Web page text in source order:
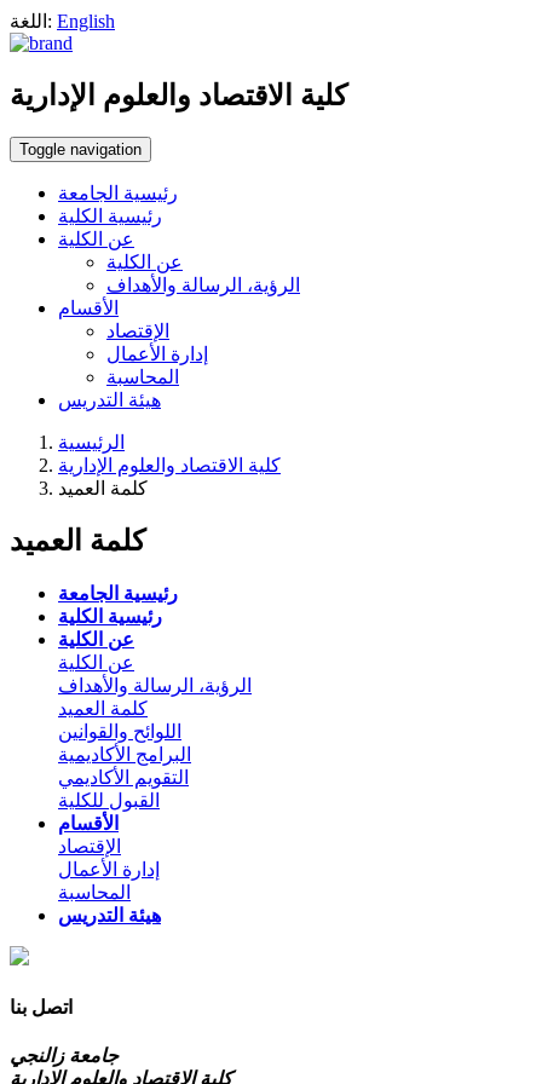
اللغة: English
كلية الاقتصاد والعلوم الإدارية
Toggle navigation
رئيسية الجامعة
رئيسية الكلية
عن الكلية
عن الكلية
الرؤية، الرسالة والأهداف
الأقسام
الإقتصاد
إدارة الأعمال
المحاسبة
هيئة التدريس
الرئيسية
كلية الاقتصاد والعلوم الإدارية
كلمة العميد
كلمة العميد
رئيسية الجامعة
رئيسية الكلية
عن الكلية
عن الكلية
الرؤية، الرسالة والأهداف
كلمة العميد
اللوائح والقوانين
البرامج الأكاديمية
التقويم الأكاديمي
القبول للكلية
الأقسام
الإقتصاد
إدارة الأعمال
المحاسبة
هيئة التدريس
اتصل بنا
جامعة زالنجي
كلية الاقتصاد والعلوم الإدارية